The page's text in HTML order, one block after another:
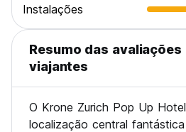
Instalações
Resumo das avaliações
viajantes
O Krone Zurich Pop Up
localização central